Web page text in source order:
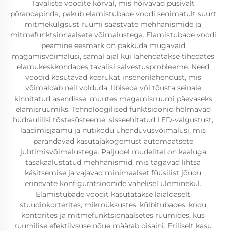
Tavaliste voodite kõrval, mis hõivavad püsivalt
põrandapinda, pakub elamistubade voodi senimatult suurt
mitmekülgsust ruumi säästvate mehhanismide ja
mitmefunktsionaalsete võimalustega. Elamistubade voodi
peamine eesmärk on pakkuda mugavaid
magamisvõimalusi, samal ajal kui lahendatakse tihedates
elamukeskkondades tavalisi salvestusprobleeme. Need
voodid kasutavad keerukat insenerilahendust, mis
võimaldab neil volduda, libiseda või tõusta seinale
kinnitatud asendisse, muutes magamisruumi päevaseks
elamisruumiks. Tehnoloogilised funktsioonid hõlmavad
hüdraulilisi tõstesüsteeme, sisseehitatud LED-valgustust,
laadimisjaamu ja nutikodu ühenduvusvõimalusi, mis
parandavad kasutajakogemust automaatsete
juhtimisvõimalustega. Paljudel mudelitel on kaaluga
tasakaalustatud mehhanismid, mis tagavad lihtsa
käsitsemise ja vajavad minimaalset füüsilist jõudu
erinevate konfiguratsioonide vahelisel üleminekul.
Elamistubade voodit kasutatakse laialdaselt
stuudiokorterites, mikroüksustes, külbitubades, kodu
kontorites ja mitmefunktsionaalsetes ruumides, kus
ruumilise efektiivsuse nõue määrab disaini. Eriliselt kasu